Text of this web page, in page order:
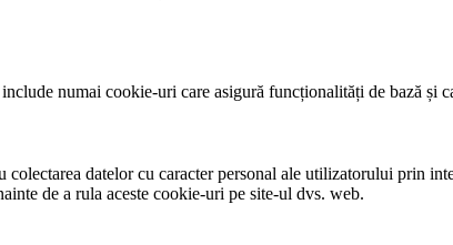
numai cookie-uri care asigură funcționalități de bază și
datelor cu caracter personal ale utilizatorului prin
de a rula aceste cookie-uri pe site-ul dvs. web.